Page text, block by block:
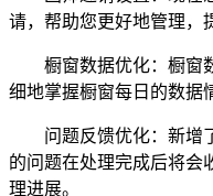
请，帮助您更好地管理，
橱窗数据优化：橱窗数
细地掌握橱窗每日的数据
问题反馈优化：新增了
的问题在处理完成后将会
理进展。